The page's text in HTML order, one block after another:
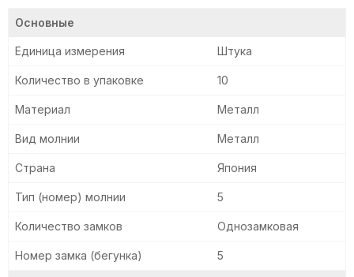
Основные
Единица измерения Штука
Количество в упаковке 10
Материал Металл
Вид молнии Металл
Страна Япония
Тип (номер) молнии 5
Количество замков Однозамковая
Номер замка (бегунка) 5